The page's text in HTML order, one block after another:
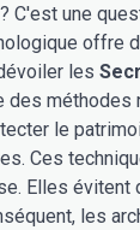
C'est une
offre
les
des méthodes
le
Ces
Elles évitent
les